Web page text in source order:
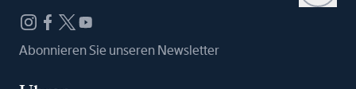
Abonnieren Sie unseren Newsletter